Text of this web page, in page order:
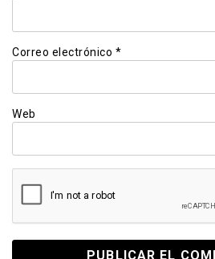
Correo electrónico *
Web